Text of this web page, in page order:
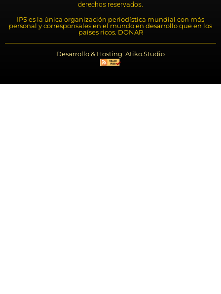
derechos reservados.
IPS es la única organización periodística mundial con más
personal y corresponsales en el mundo en desarrollo que en los
países ricos. DONAR
Desarrollo & Hosting: Atiko.Studio